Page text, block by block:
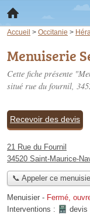
Accueil > Occitanie >
Menuiserie
Cette fiche présente
situé rue du fournil,
Recevoir des devis
21 Rue du Fournil
34520 Saint-Maurice-
📞 Appeler ce
Menuisier - Fermé,
Interventions :
devis